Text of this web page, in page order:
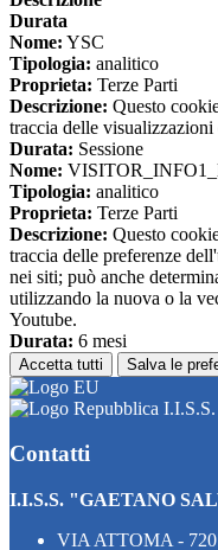
Durata
Nome: YSC
Tipologia: analitico
Proprieta: Terze Parti
Descrizione: Questo
traccia delle
Durata: Sessione
Nome:
Tipologia: analitico
Proprieta: Terze Parti
Descrizione: Questo
traccia delle preferenze
nei siti; può anche
utilizzando la nuova o la
Youtube.
Durata: 6 mesi
Accetta tutti Salva le
Contatti
I.I.S.S. "GAETANO
VIA ATTOMA -